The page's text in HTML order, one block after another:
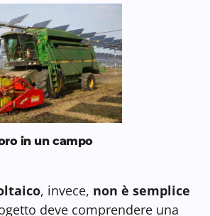
in un campo
, invece, non è semplice
deve comprendere una